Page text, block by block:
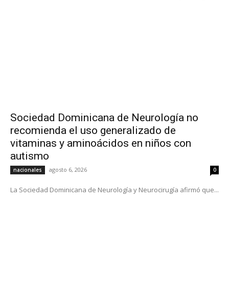
Sociedad Dominicana de Neurología no
recomienda el uso generalizado de
vitaminas y aminoácidos en niños con
autismo
nacionales agosto 6, 2026 0
La Sociedad Dominicana de Neurología y Neurocirugía afirmó que...